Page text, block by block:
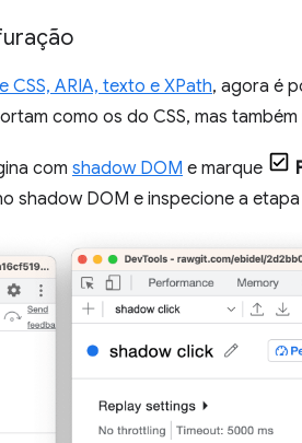
ARIA, texto e XPath, agora é
como os do CSS, mas
com shadow DOM e marque
shadow DOM e inspecione a